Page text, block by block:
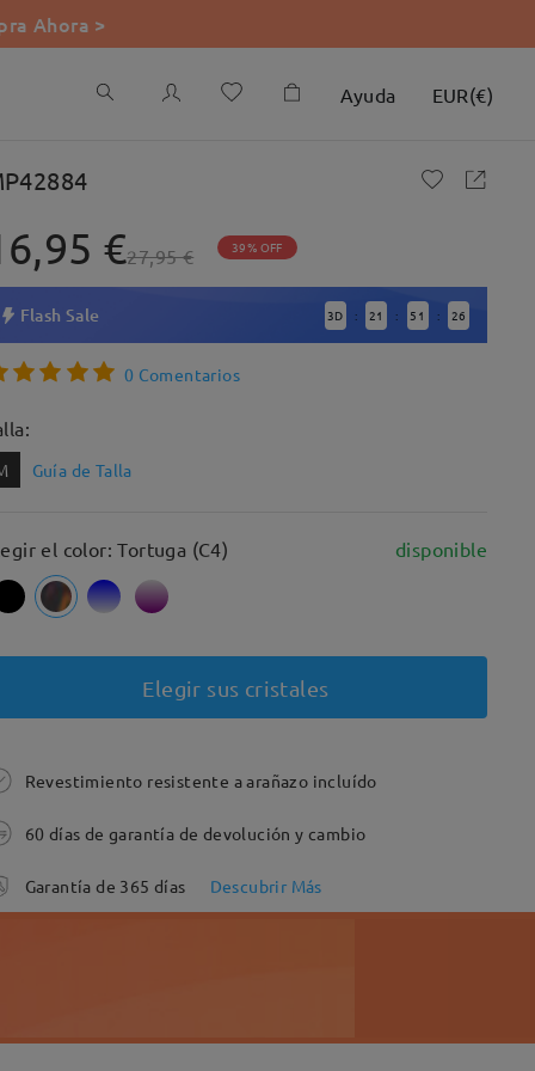
Ahora >
Ayuda EUR(€)
€27,95 € 39% OFF
Flash Sale 3D : 21 : 51 : 25
0 Comentarios
Guía de Talla
el color: Tortuga (C4) disponible
Elegir sus cristales
Revestimiento resistente a arañazo incluído
60 días de garantía de devolución y cambio
Garantía de 365 días Descubrir Más